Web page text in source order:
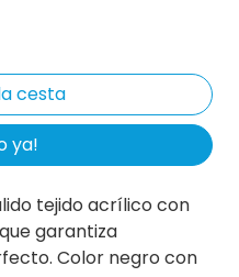
ya!
tejido acrílico con
garantiza
Color negro con